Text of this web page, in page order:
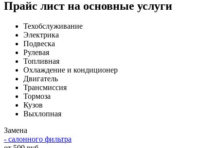
Прайс лист на основные услуги
Техобслуживание
Электрика
Подвеска
Рулевая
Топливная
Охлаждение и кондиционер
Двигатель
Трансмиссия
Тормоза
Кузов
Выхлопная
Замена
- салонного фильтра